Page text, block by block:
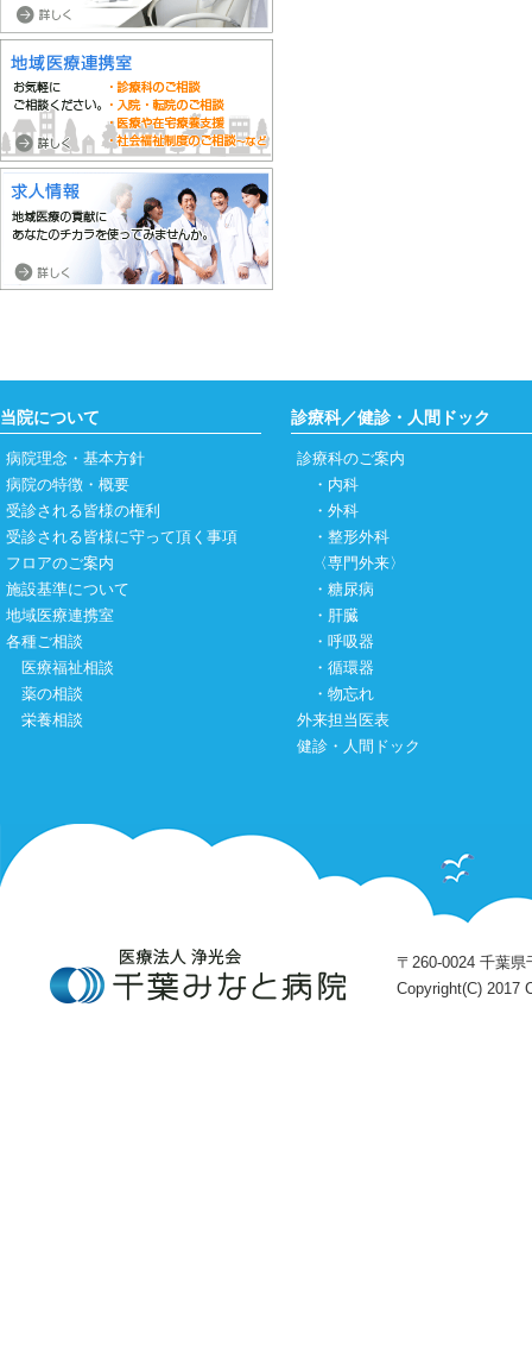
当院について
病院理念・基本方針
病院の特徴・概要
受診される皆様の権利
受診される皆様に守って頂く事項
フロアのご案内
施設基準について
地域医療連携室
各種ご相談
医療福祉相談
薬の相談
栄養相談
診療科／健診・人間ドック
診療科のご案内
・ 内科
・ 外科
・ 整形外科
〈専門外来〉
・ 糖尿病
・ 肝臓
・ 呼吸器
・ 循環器
・ 物忘れ
外来担当医表
健診・人間ドック
〒260-0024 千葉
Copyright(C) 2017